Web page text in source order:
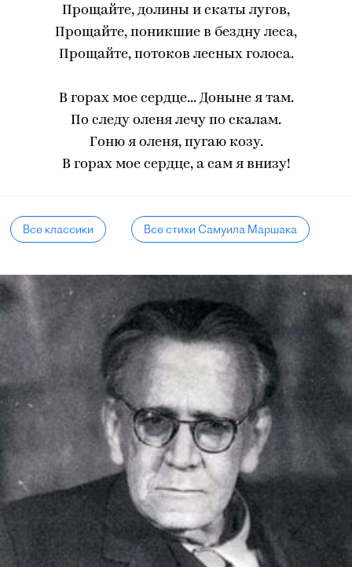
Прощайте, долины и скаты лугов,
Прощайте, поникшие в бездну леса,
Прощайте, потоков лесных голоса.
В горах мое сердце... Доныне я там.
По следу оленя лечу по скалам.
Гоню я оленя, пугаю козу.
В горах мое сердце, а сам я внизу!
Все классики Все стихи Самуила Маршака